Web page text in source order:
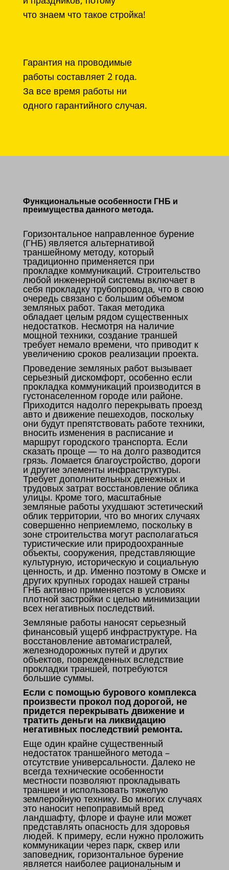
что знаем что такое стройка!
Гарантия на проводимые
работы составляет 2 года.
За все время работы ни
одного гарантийного случая.
Функциональные особенности ГНБ и
преимущества данного метода.
Горизонтальное направленное бурение
(ГНБ) является альтернативой
траншейному методу, который
традиционно применяется при
прокладке коммуникаций. Строительство
любой инженерной системы включает в
себя прокладку трубопровода, что в свою
очередь связано с большим объемом
земляных работ. Такая методика
обладает целым рядом существенных
недостатков. Несмотря на наличие
мощной техники, создание траншей
требует немало времени, что приводит к
увеличению сроков реализации проекта.
Проведение земляных работ вызывает
серьезный дискомфорт, особенно если
прокладка коммуникаций производится в
густонаселенном городе или районе.
Приходится надолго перекрывать проезд
авто и движение пешеходов, поскольку
они будут препятствовать работе техники,
вносить изменения в расписание и
маршрут городского транспорта. Если
сказать проще — то на долго разводится
грязь. Ломается благоустройство, дороги
и другие элементы инфраструктуры.
Требует дополнительных денежных и
трудовых затрат восстановление облика
улицы. Кроме того, масштабные
земляные работы ухудшают эстетический
облик территории, что во многих случаях
совершенно неприемлемо, поскольку в
зоне строительства могут располагаться
туристические или природоохранные
объекты, сооружения, представляющие
культурную, историческую и социальную
ценность, и др. Именно поэтому в Омске и
других крупных городах нашей страны
ГНБ активно применяется в условиях
плотной застройки с целью минимизации
всех негативных последствий.
Земляные работы наносят серьезный
финансовый ущерб инфраструктуре. На
восстановление автомагистралей,
железнодорожных путей и других
объектов, поврежденных вследствие
прокладки траншей, потребуются
большие суммы.
Если с помощью бурового комплекса
произвести прокол под дорогой, не
придется перекрывать движение и
тратить деньги на ликвидацию
негативных последствий ремонта.
Еще один крайне существенный
недостаток траншейного метода –
отсутствие универсальности. Далеко не
всегда технические особенности
местности позволяют прокладывать
траншеи и использовать тяжелую
землеройную технику. Во многих случаях
это наносит непоправимый вред
ландшафту, флоре и фауне или может
представлять опасность для здоровья
людей. К примеру, если нужно проложить
коммуникации через парк, сквер или
заповедник, горизонтальное бурение
является наиболее рациональным и